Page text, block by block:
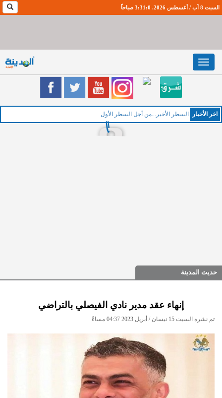
السبت 8 آب / أغسطس 2026. 3:31:1 صباحاً
Toggle
navigation
اخر اﻷخبار السطر الأخير...من أجل السطر الأول
حديث المدينة
إنهاء عقد مدير نادي الفيصلي بالتراضي
تم نشره السبت 15 نيسان / أبريل 2023 04:37 مساءً